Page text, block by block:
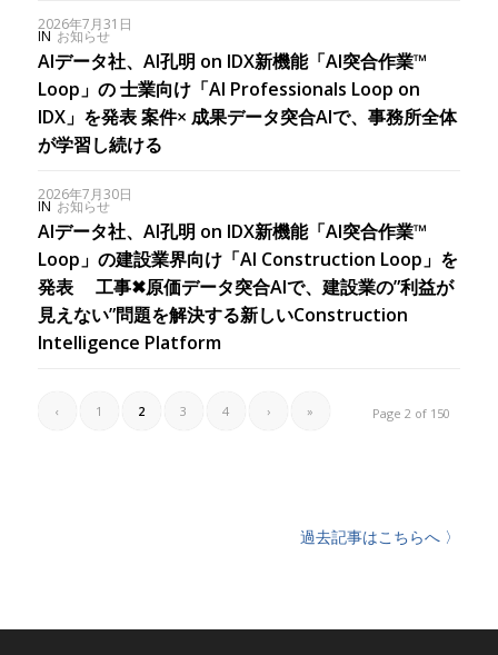
2026年7月31日
IN お知らせ
AIデータ社、AI孔明 on IDX新機能「AI突合作業™
Loop」の 士業向け「AI Professionals Loop on
IDX」を発表 案件× 成果データ突合AIで、事務所全体
が学習し続ける
2026年7月30日
IN お知らせ
AIデータ社、AI孔明 on IDX新機能「AI突合作業™︎
Loop」の建設業界向け「AI Construction Loop」を
発表 工事✖︎原価データ突合AIで、建設業の”利益が
見えない”問題を解決する新しいConstruction
Intelligence Platform
Page 2 of 150
‹ 1 2 3 4 › »
過去記事はこちらへ 〉